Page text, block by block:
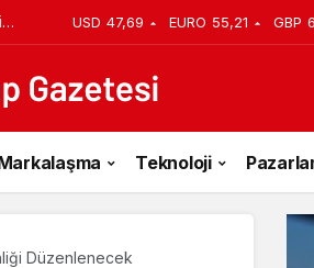
USD 47,69 EURO 55,21 GBP
Teknoloji
Düzenlenecek